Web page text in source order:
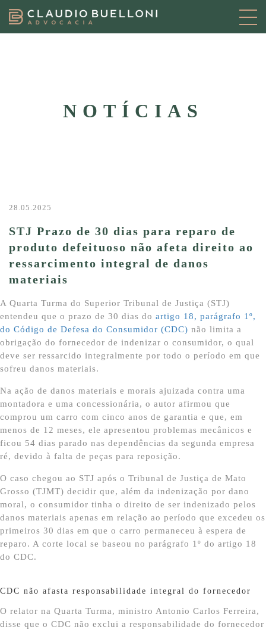
NOTÍCIAS
28.05.2025
STJ Prazo de 30 dias para reparo de
produto defeituoso não afeta direito ao
ressarcimento integral de danos
materiais
A Quarta Turma do Superior Tribunal de Justiça (STJ)
entendeu que o prazo de 30 dias do artigo 18, parágrafo 1º,
do Código de Defesa do Consumidor (CDC) não limita a
obrigação do fornecedor de indenizar o consumidor, o qual
deve ser ressarcido integralmente por todo o período em que
sofreu danos materiais.
Na ação de danos materiais e morais ajuizada contra uma
montadora e uma concessionária, o autor afirmou que
comprou um carro com cinco anos de garantia e que, em
menos de 12 meses, ele apresentou problemas mecânicos e
ficou 54 dias parado nas dependências da segunda empresa
ré, devido à falta de peças para reposição.
O caso chegou ao STJ após o Tribunal de Justiça de Mato
Grosso (TJMT) decidir que, além da indenização por dano
moral, o consumidor tinha o direito de ser indenizado pelos
danos materiais apenas em relação ao período que excedeu os
primeiros 30 dias em que o carro permaneceu à espera de
reparo. A corte local se baseou no parágrafo 1º do artigo 18
do CDC.
CDC não afasta responsabilidade integral do fornecedor
O relator na Quarta Turma, ministro Antonio Carlos Ferreira,
disse que o CDC não exclui a responsabilidade do fornecedor